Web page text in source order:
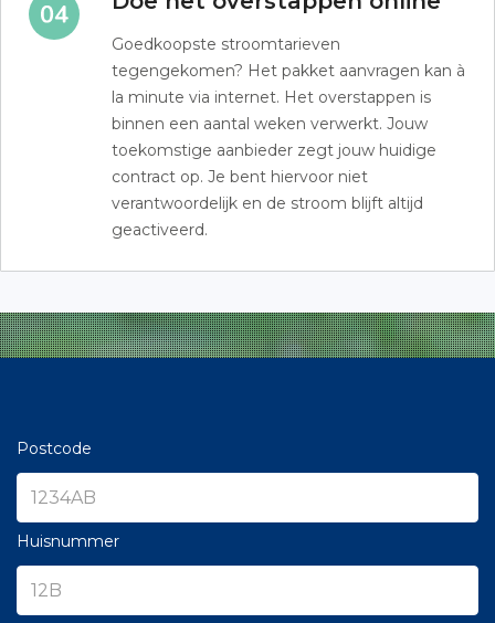
Goedkoopste stroomtarieven
tegengekomen? Het pakket aanvragen kan à
la minute via internet. Het overstappen is
binnen een aantal weken verwerkt. Jouw
toekomstige aanbieder zegt jouw huidige
contract op. Je bent hiervoor niet
verantwoordelijk en de stroom blijft altijd
geactiveerd.
Postcode
Huisnummer